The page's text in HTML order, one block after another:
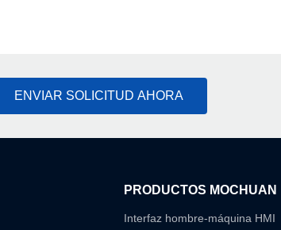
ENVIAR SOLICITUD AHORA
PRODUCTOS MOCHUAN
Interfaz hombre-máquina HMI